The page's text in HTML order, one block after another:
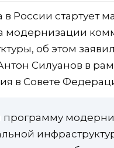
в России стартует
модернизации
об этом
Силуанов в
в Совете
программу